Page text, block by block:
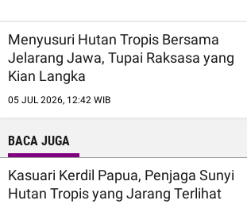
Menyusuri Hutan Tropis Bersama
Jelarang Jawa, Tupai Raksasa yang
Kian Langka
05 JUL 2026, 12:42 WIB
BACA JUGA
Kasuari Kerdil Papua, Penjaga Sunyi
Hutan Tropis yang Jarang Terlihat